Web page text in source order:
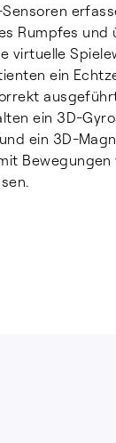
Rumpfes und
virtuelle
ein
ein 3D-
ein 3D-
Bewegungen